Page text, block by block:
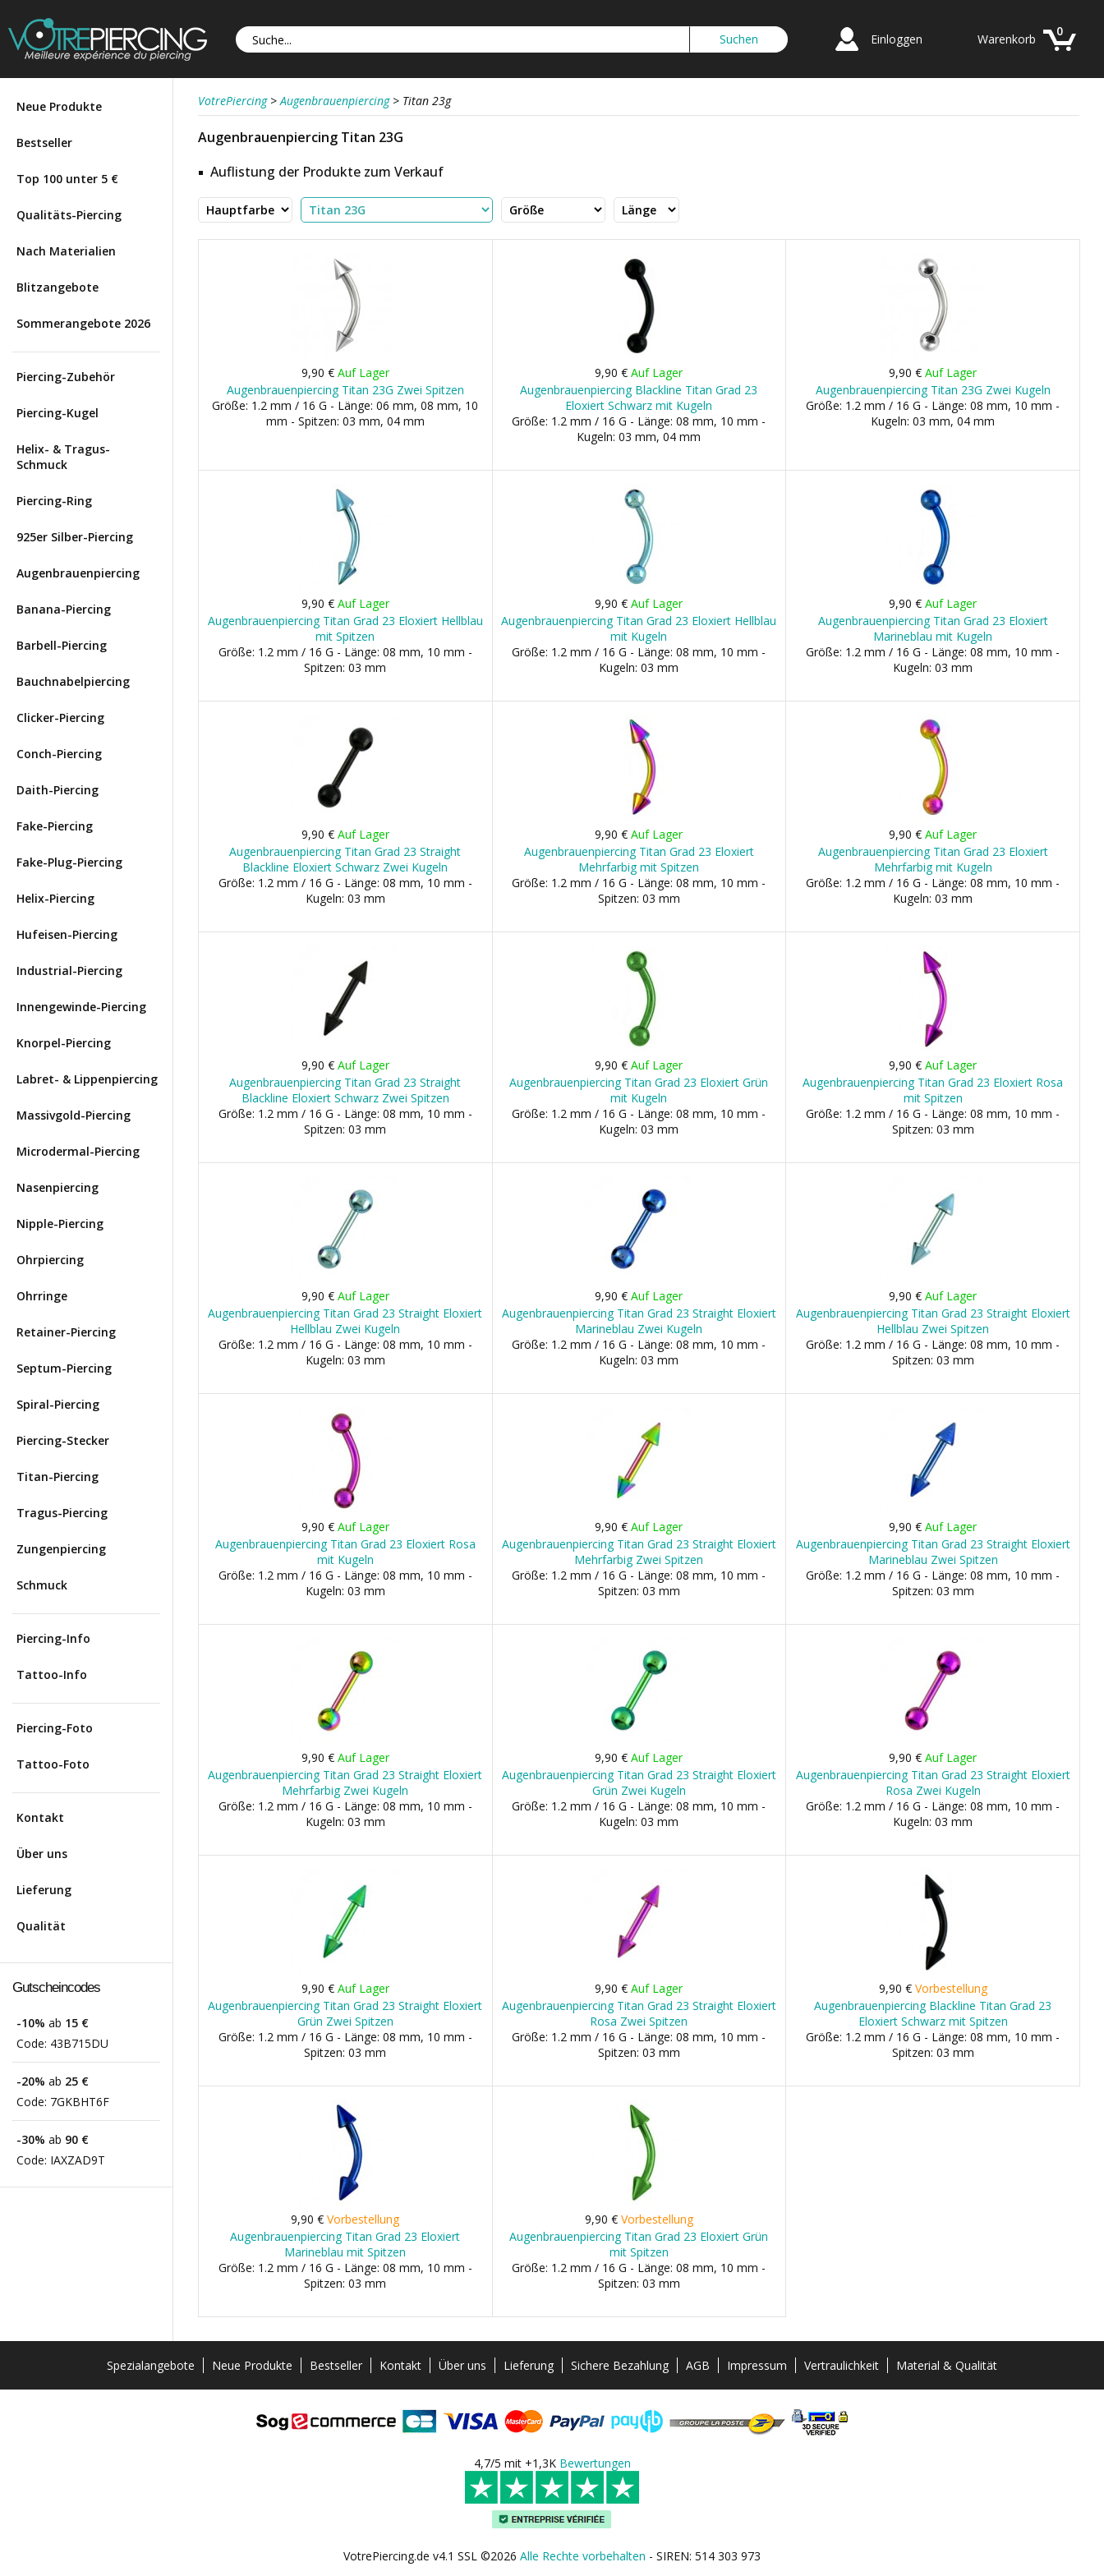
Einloggen
0
Warenkorb
Neue Produkte
Bestseller
Top 100 unter 5 €
Qualitäts-Piercing
Nach Materialien
Blitzangebote
Sommerangebote 2026
Piercing-Zubehör
Piercing-Kugel
Helix- & Tragus-
Schmuck
Piercing-Ring
925er Silber-Piercing
Augenbrauenpiercing
Banana-Piercing
Barbell-Piercing
Bauchnabelpiercing
Clicker-Piercing
Conch-Piercing
Daith-Piercing
Fake-Piercing
Fake-Plug-Piercing
Helix-Piercing
Hufeisen-Piercing
Industrial-Piercing
Innengewinde-Piercing
Knorpel-Piercing
Labret- & Lippenpiercing
Massivgold-Piercing
Microdermal-Piercing
Nasenpiercing
Nipple-Piercing
Ohrpiercing
Ohrringe
Retainer-Piercing
Septum-Piercing
Spiral-Piercing
Piercing-Stecker
Titan-Piercing
Tragus-Piercing
Zungenpiercing
Schmuck
Piercing-Info
Tattoo-Info
Piercing-Foto
Tattoo-Foto
Kontakt
Über uns
Lieferung
Qualität
Gutscheincodes
-10% ab 15 €
Code: 43B715DU
-20% ab 25 €
Code: 7GKBHT6F
-30% ab 90 €
Code: IAXZAD9T
VotrePiercing > Augenbrauenpiercing > Titan 23g
Augenbrauenpiercing Titan 23G
Auflistung der Produkte zum Verkauf
9,90 € Auf Lager
Augenbrauenpiercing Titan 23G Zwei Spitzen
Größe: 1.2 mm / 16 G - Länge: 06 mm, 08 mm, 10
mm - Spitzen: 03 mm, 04 mm
9,90 €Auf Lager
Augenbrauenpiercing Blackline Titan Grad 23
Eloxiert Schwarz mit Kugeln
Größe: 1.2 mm / 16 G - Länge: 08 mm, 10 mm -
Kugeln: 03 mm, 04 mm
9,90 €Auf Lager
Augenbrauenpiercing Titan 23G Zwei Kugeln
Größe: 1.2 mm / 16 G - Länge: 08 mm, 10 mm -
Kugeln: 03 mm, 04 mm
9,90 € Auf Lager
Augenbrauenpiercing Titan Grad 23 Eloxiert Hellblau
mit Spitzen
Größe: 1.2 mm / 16 G - Länge: 08 mm, 10 mm -
Spitzen: 03 mm
9,90 €Auf Lager
Augenbrauenpiercing Titan Grad 23 Eloxiert Hellblau
mit Kugeln
Größe: 1.2 mm / 16 G - Länge: 08 mm, 10 mm -
Kugeln: 03 mm
9,90 €Auf Lager
Augenbrauenpiercing Titan Grad 23 Eloxiert
Marineblau mit Kugeln
Größe: 1.2 mm / 16 G - Länge: 08 mm, 10 mm -
Kugeln: 03 mm
9,90 € Auf Lager
Augenbrauenpiercing Titan Grad 23 Straight
Blackline Eloxiert Schwarz Zwei Kugeln
Größe: 1.2 mm / 16 G - Länge: 08 mm, 10 mm -
Kugeln: 03 mm
9,90 €Auf Lager
Augenbrauenpiercing Titan Grad 23 Eloxiert
Mehrfarbig mit Spitzen
Größe: 1.2 mm / 16 G - Länge: 08 mm, 10 mm -
Spitzen: 03 mm
9,90 €Auf Lager
Augenbrauenpiercing Titan Grad 23 Eloxiert
Mehrfarbig mit Kugeln
Größe: 1.2 mm / 16 G - Länge: 08 mm, 10 mm -
Kugeln: 03 mm
9,90 € Auf Lager
Augenbrauenpiercing Titan Grad 23 Straight
Blackline Eloxiert Schwarz Zwei Spitzen
Größe: 1.2 mm / 16 G - Länge: 08 mm, 10 mm -
Spitzen: 03 mm
9,90 €Auf Lager
Augenbrauenpiercing Titan Grad 23 Eloxiert Grün
mit Kugeln
Größe: 1.2 mm / 16 G - Länge: 08 mm, 10 mm -
Kugeln: 03 mm
9,90 €Auf Lager
Augenbrauenpiercing Titan Grad 23 Eloxiert Rosa
mit Spitzen
Größe: 1.2 mm / 16 G - Länge: 08 mm, 10 mm -
Spitzen: 03 mm
9,90 € Auf Lager
Augenbrauenpiercing Titan Grad 23 Straight Eloxiert
Hellblau Zwei Kugeln
Größe: 1.2 mm / 16 G - Länge: 08 mm, 10 mm -
Kugeln: 03 mm
9,90 €Auf Lager
Augenbrauenpiercing Titan Grad 23 Straight Eloxiert
Marineblau Zwei Kugeln
Größe: 1.2 mm / 16 G - Länge: 08 mm, 10 mm -
Kugeln: 03 mm
9,90 €Auf Lager
Augenbrauenpiercing Titan Grad 23 Straight Eloxiert
Hellblau Zwei Spitzen
Größe: 1.2 mm / 16 G - Länge: 08 mm, 10 mm -
Spitzen: 03 mm
9,90 € Auf Lager
Augenbrauenpiercing Titan Grad 23 Eloxiert Rosa
mit Kugeln
Größe: 1.2 mm / 16 G - Länge: 08 mm, 10 mm -
Kugeln: 03 mm
9,90 €Auf Lager
Augenbrauenpiercing Titan Grad 23 Straight Eloxiert
Mehrfarbig Zwei Spitzen
Größe: 1.2 mm / 16 G - Länge: 08 mm, 10 mm -
Spitzen: 03 mm
9,90 €Auf Lager
Augenbrauenpiercing Titan Grad 23 Straight Eloxiert
Marineblau Zwei Spitzen
Größe: 1.2 mm / 16 G - Länge: 08 mm, 10 mm -
Spitzen: 03 mm
9,90 € Auf Lager
Augenbrauenpiercing Titan Grad 23 Straight Eloxiert
Mehrfarbig Zwei Kugeln
Größe: 1.2 mm / 16 G - Länge: 08 mm, 10 mm -
Kugeln: 03 mm
9,90 €Auf Lager
Augenbrauenpiercing Titan Grad 23 Straight Eloxiert
Grün Zwei Kugeln
Größe: 1.2 mm / 16 G - Länge: 08 mm, 10 mm -
Kugeln: 03 mm
9,90 €Auf Lager
Augenbrauenpiercing Titan Grad 23 Straight Eloxiert
Rosa Zwei Kugeln
Größe: 1.2 mm / 16 G - Länge: 08 mm, 10 mm -
Kugeln: 03 mm
9,90 € Auf Lager
Augenbrauenpiercing Titan Grad 23 Straight Eloxiert
Grün Zwei Spitzen
Größe: 1.2 mm / 16 G - Länge: 08 mm, 10 mm -
Spitzen: 03 mm
9,90 €Auf Lager
Augenbrauenpiercing Titan Grad 23 Straight Eloxiert
Rosa Zwei Spitzen
Größe: 1.2 mm / 16 G - Länge: 08 mm, 10 mm -
Spitzen: 03 mm
9,90 € Vorbestellung
Augenbrauenpiercing Blackline Titan Grad 23
Eloxiert Schwarz mit Spitzen
Größe: 1.2 mm / 16 G - Länge: 08 mm, 10 mm -
Spitzen: 03 mm
9,90 €Vorbestellung
Augenbrauenpiercing Titan Grad 23 Eloxiert
Marineblau mit Spitzen
Größe: 1.2 mm / 16 G - Länge: 08 mm, 10 mm -
Spitzen: 03 mm
9,90 € Vorbestellung
Augenbrauenpiercing Titan Grad 23 Eloxiert Grün
mit Spitzen
Größe: 1.2 mm / 16 G - Länge: 08 mm, 10 mm -
Spitzen: 03 mm
Spezialangebote Neue Produkte Bestseller Kontakt Über uns Lieferung Sichere Bezahlung AGB Impressum Vertraulichkeit Material & Qualität
4,7/5 mit +1,3K Bewertungen
VotrePiercing.de v4.1 SSL ©2026 Alle Rechte vorbehalten - SIREN: 514 303 973